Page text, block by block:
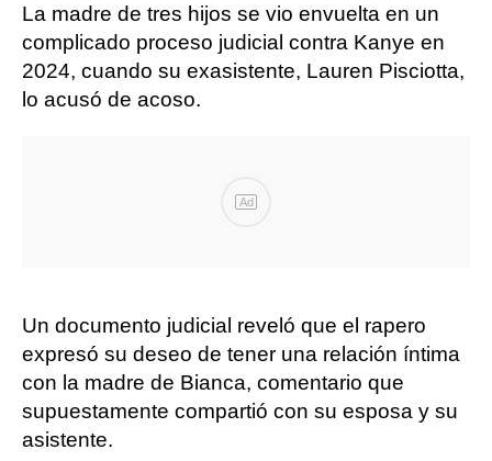
La madre de tres hijos se vio envuelta en un
complicado proceso judicial contra Kanye en
2024, cuando su exasistente, Lauren Pisciotta,
lo acusó de acoso.
Ad
Un documento judicial reveló que el rapero
expresó su deseo de tener una relación íntima
con la madre de Bianca, comentario que
supuestamente compartió con su esposa y su
asistente.